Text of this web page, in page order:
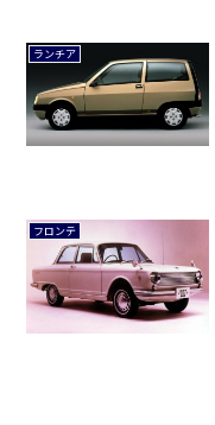
ランチア
フロンテ